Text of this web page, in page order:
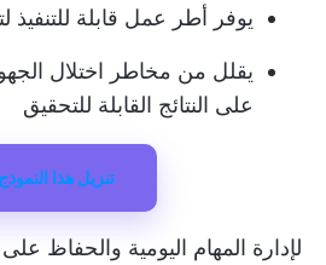
يوفر أطر عمل قابلة للتنفيذ
يقلل من مخاطر اختلال
على النتائج القابلة للتحقيق
تنزيل هذا النموذج
لإدارة المهام اليومية والحفاظ